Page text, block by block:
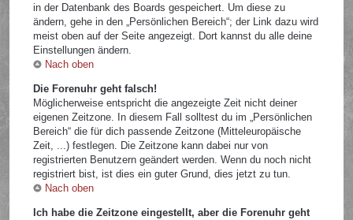
in der Datenbank des Boards gespeichert. Um diese zu
ändern, gehe in den „Persönlichen Bereich“; der Link dazu wird
meist oben auf der Seite angezeigt. Dort kannst du alle deine
Einstellungen ändern.
Nach oben
Die Forenuhr geht falsch!
Möglicherweise entspricht die angezeigte Zeit nicht deiner
eigenen Zeitzone. In diesem Fall solltest du im „Persönlichen
Bereich“ die für dich passende Zeitzone (Mitteleuropäische
Zeit, ...) festlegen. Die Zeitzone kann dabei nur von
registrierten Benutzern geändert werden. Wenn du noch nicht
registriert bist, ist dies ein guter Grund, dies jetzt zu tun.
Nach oben
Ich habe die Zeitzone eingestellt, aber die Forenuhr geht